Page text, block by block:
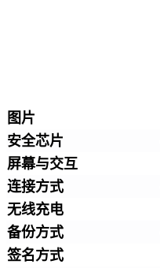
图片
安全芯片
屏幕与交互
连接方式
无线充电
备份方式
签名方式